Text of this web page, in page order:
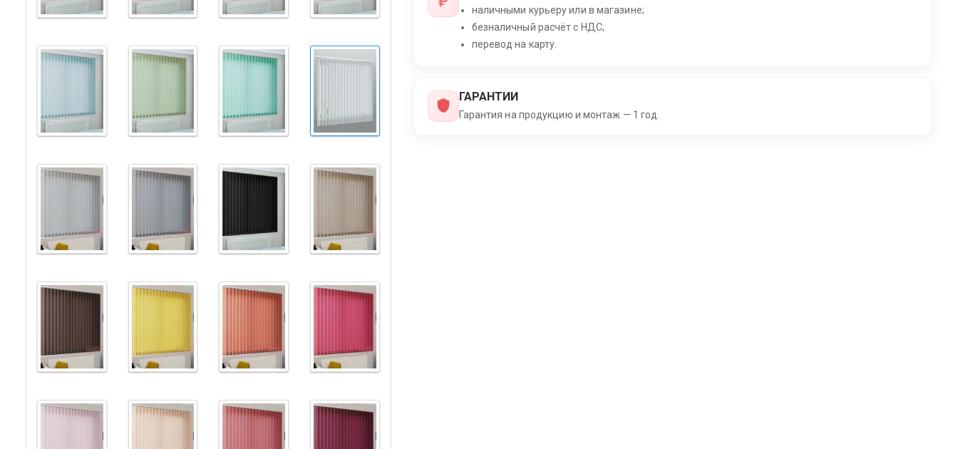
наличными курьеру или в магазине;
безналичный расчёт с НДС;
перевод на карту.
ГАРАНТИИ
Гарантия на продукцию и монтаж — 1 год.